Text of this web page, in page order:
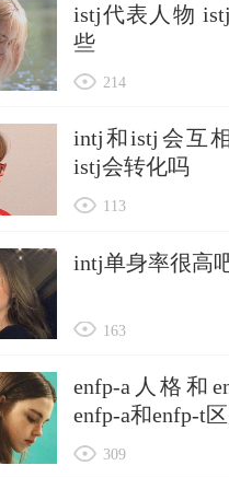
istj代表人物
些
214
intj和istj会互
istj会转化吗
113
intj单身率很高
163
enfp-a人格和
enfp-a和enfp-t区
309